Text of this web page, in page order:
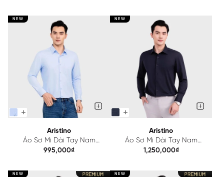
NEW
Aristino
Áo Sơ Mi Dài Tay Nam
Aristino Regular Fit
995,000₫
NEW
Aristino
Áo Sơ Mi Dài Tay Nam
Aristino Regular Fit
1,250,000₫
NEW NEW